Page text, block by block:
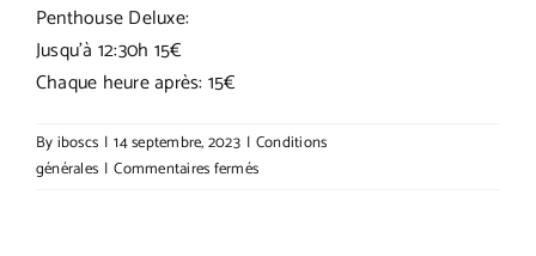
Penthouse Deluxe:
Jusqu’à 12:30h 15€
Chaque heure après: 15€
Byiboscs | 14 septembre, 2023 | Conditions
générales | Commentaires ferméssur